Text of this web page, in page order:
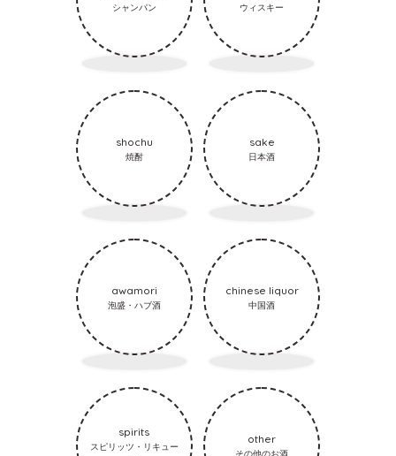
シャンパン ウィスキー
shochu
焼酎
sake
日本酒
awamori
泡盛・ハブ酒
chinese liquor
中国酒
spirits
スピリッツ・リキュー
other
その他のお酒